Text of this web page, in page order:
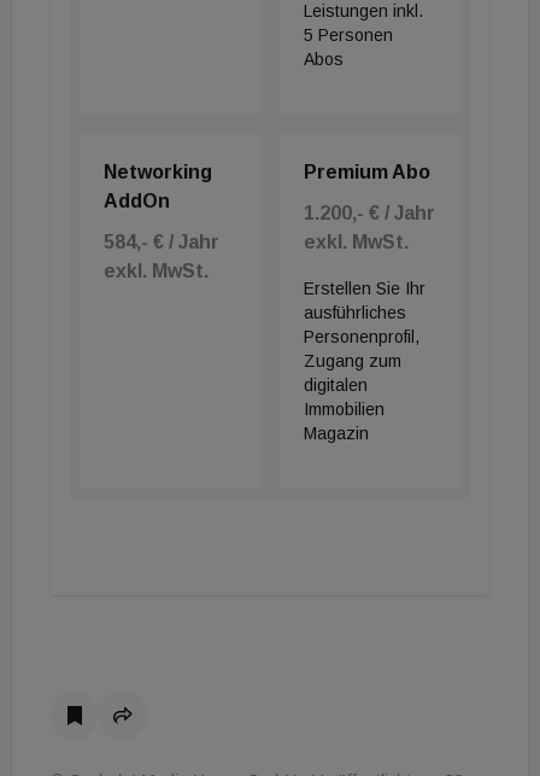
stockender Wohnbau, ein wachsender Mangel an
leistbaren Wohnungen und die Gefahr, dass
kommen. Und damit letztlich unaufhaltsam weiter
steigende Wohnpreise aufgrund des sich extrem
verknappenden Angebotes.
Leistungen inkl.
5 Personen
Abos
Networking
AddOn
584,- € / Jahr
exkl. MwSt.
Premium Abo
1.200,- € / Jahr
exkl. MwSt.
Erstellen Sie Ihr
ausführliches
Personenprofil,
Zugang zum
digitalen
Immobilien
Magazin